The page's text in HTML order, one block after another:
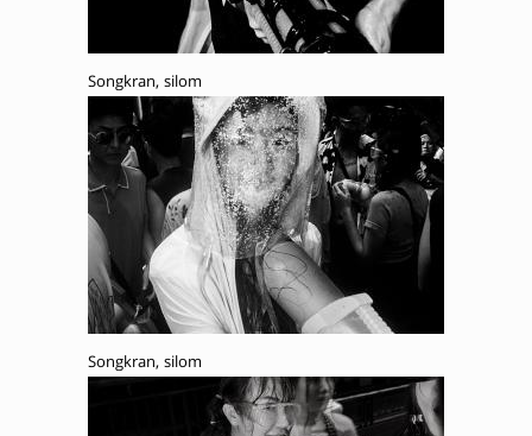
Songkran, silom
Songkran, silom